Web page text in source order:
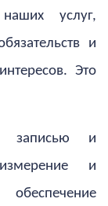
услуг,
и
Это
записью и
и